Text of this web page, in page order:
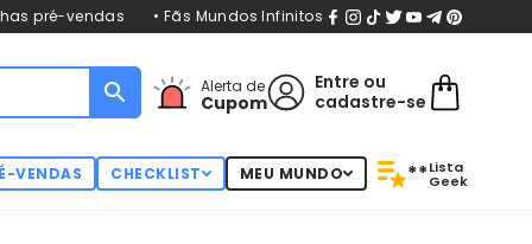
pré-vendas • Fãs Mundos Infinitos
Alerta de
Cupom
Entre ou
cadastre-se
VENDAS CHECKLIST MEU MUNDO **Lista
Geek